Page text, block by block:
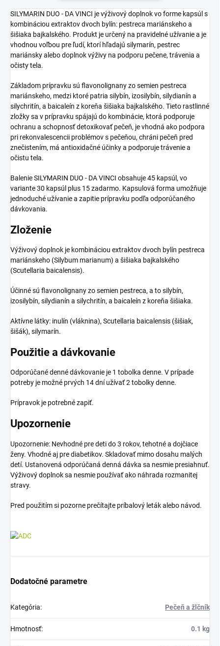
SILYMARIN DUO - DA VINCI je výživový doplnok vo forme kapsúl s
kombináciou extraktov dvoch bylín: pestreca mariánskeho a
šišiaka bajkalského. Produkt je určený na pravidelné užívanie a je
vhodnou voľbou pre ľudí, ktorí hľadajú silymarín, pestrec
mariánsky alebo doplnok výživy na podporu pečene, trávenia a
očisty tela.
Základom prípravku sú flavonolignany zo semien pestreca
mariánskeho, medzi ktoré patria silybín, izosilybín, silydianín a
silychritín, a baicaleín z koreňa šišiaka bajkalského. Tieto rastlinné
zložky sa v prípravku spájajú do kombinácie, ktorá podporuje
ochranu a schopnosť detoxikovať pečeň, je vhodná ako podpora
pri rekonvalescencii problémov s pečeňou, chráni pečeň pred
znečistením, má antioxidačné účinky a podporuje trávenie a
očistu tela.
Balenie SILYMARIN DUO - DA VINCI obsahuje 45 kapsúl, vo
variante 30 kapsúl plus 15 zadarmo. Kapsulová forma umožňuje
jednoduché užívanie a zapitie prípravku podľa odporúčaného
dávkovania.
Zloženie
Výživový doplnok je kombináciou extraktov dvoch bylín pestreca
mariánskeho (Silybum marianum) a šišiaka bajkalského
(Scutellaria baicalensis).
Účinné sú flavonolignany zo semien pestreca, a to silybín,
izosilybín, silydianín a silychritín, a baicaleín z koreňa šišiaka.
Aktívne látky: inulín (vláknina), Scutellaria baicalensis (šišiak,
šišák), silymarín.
Použitie a dávkovanie
Odporúčané denné dávkovanie je 1 tobolka denne. V prípade
potreby je možné prvých 14 dní užívať 2 tobolky denne.
Prípravok je potrebné zapiť.
Upozornenie
Upozornenie: Nevhodné pre deti do 3 rokov, tehotné a dojčiace
ženy. Vhodné aj pre diabetikov. Skladovať mimo dosahu malých
detí. Ustanovená odporúčaná denná dávka sa nesmie presiahnuť.
Výživový doplnok sa nesmie používať ako náhrada rozmanitej
stravy.
Pred použitím si pozorne prečítajte príbalový leták alebo návod.
Dodatočné parametre
Kategória: Pečeň a žlčník
Hmotnosť: 0.1 kg